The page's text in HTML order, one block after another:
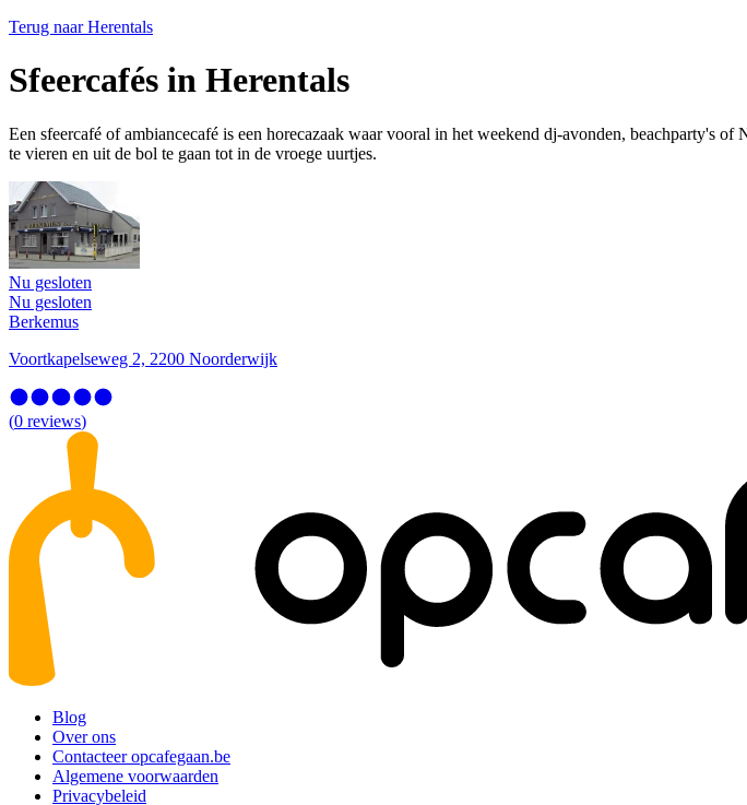
Terug naar Herentals
Sfeercafés in Herentals
Een sfeercafé of ambiancecafé is een horecazaak waar vooral in het weekend dj-avonden, beachparty's
te vieren en uit de bol te gaan tot in de vroege uurtjes.
Nu gesloten
Nu gesloten
Berkemus
Voortkapelseweg 2, 2200 Noorderwijk
(0 reviews)
Blog
Over ons
Contacteer opcafegaan.be
Algemene voorwaarden
Privacybeleid